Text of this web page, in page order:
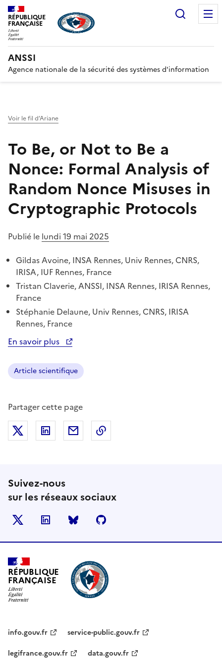
RÉPUBLIQUE
FRANÇAISE
ANSSI
Agence nationale de la sécurité des systèmes d'information
Voir le fil d’Ariane
To Be, or Not to Be a
Nonce: Formal Analysis of
Random Nonce Misuses in
Cryptographic Protocols
Publié le lundi 19 mai 2025
Gildas Avoine, INSA Rennes, Univ Rennes, CNRS,
IRISA, IUF Rennes, France
Tristan Claverie, ANSSI, INSA Rennes, IRISA Rennes,
France
Stéphanie Delaune, Univ Rennes, CNRS, IRISA
Rennes, France
En savoir plus
Article scientifique
Partager cette page
Partager sur X (anciennement Twitter)
Partager sur LinkedIn
Partager par email
Suivez-nous
sur les réseaux sociaux
LinkedIn BlueSky
RÉPUBLIQUE
FRANÇAISE
info.gouv.fr
service-public.gouv.fr
legifrance.gouv.fr
data.gouv.fr